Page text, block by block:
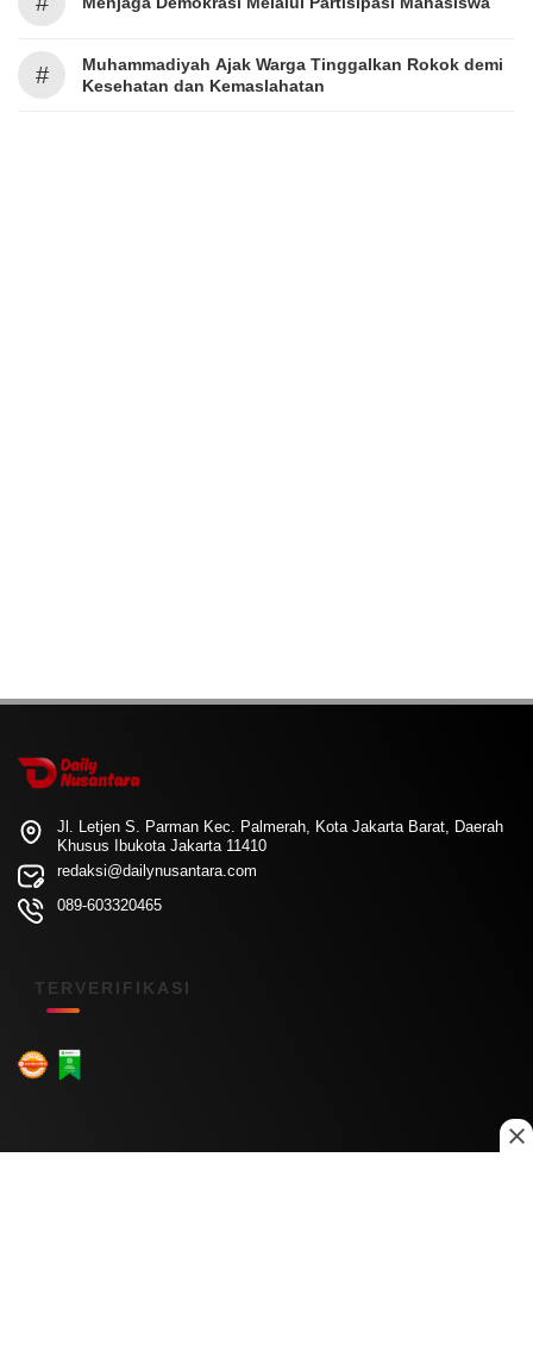
#
Muhammadiyah Ajak Warga Tinggalkan Rokok demi
Kesehatan dan Kemaslahatan
Jl. Letjen S. Parman Kec. Palmerah, Kota Jakarta Barat, Daerah
Khusus Ibukota Jakarta 11410
redaksi@dailynusantara.com
089-603320465
TERVERIFIKASI